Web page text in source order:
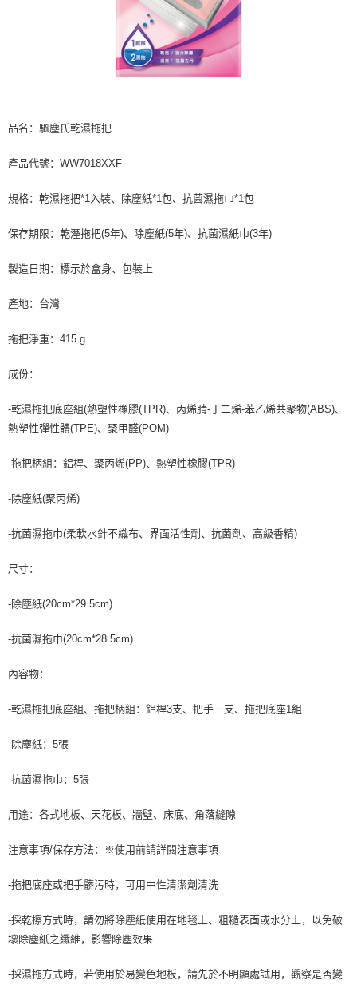
所提供，並由 AFTEE 向您收取款項。因使用本服務所須提供之個人資料(包
含但不限於訂購人姓名、電話，收件人姓名、電話、收件地址)，將交付予
AFTEE 於本服務必要服務範圍內運用。關於 AFTEE 對於個人資料之蒐集、
處理、利用，詳參 AFTEE 官網之『個人資料蒐集、處理及利用告知聲明』
https://aftee.tw/privacypolicy/）。
AFTEE。
繫恩沛科技股份有限公司。若您不同意我們將上開所示之個人資料，連同必
料，請勿選用本服務。
品名：驅塵氏乾濕拖把
產品代號：WW7018XXF
規格：乾濕拖把*1入裝、除塵紙*1包、抗菌濕拖巾*1包
保存期限：乾溼拖把(5年)、除塵紙(5年)、抗菌濕紙巾(3年)
製造日期：標示於盒身、包裝上
產地：台灣
拖把淨重：415 g
成份：
-乾濕拖把底座組(熱塑性橡膠(TPR)、丙烯腈-丁二烯-苯乙烯共聚物(ABS)、
熱塑性彈性體(TPE)、聚甲醛(POM)
-拖把柄組：鋁桿、聚丙烯(PP)、熱塑性橡膠(TPR)
-除塵紙(聚丙烯)
-抗菌濕拖巾(柔軟水針不織布、界面活性劑、抗菌劑、高級香精)
尺寸：
-除塵紙(20cm*29.5cm)
-抗菌濕拖巾(20cm*28.5cm)
內容物：
-乾濕拖把底座組、拖把柄組：鋁桿3支、把手一支、拖把底座1組
-除塵紙：5張
-抗菌濕拖巾：5張
用途：各式地板、天花板、牆壁、床底、角落縫隙
注意事項/保存方法：※使用前請詳閱注意事項
-拖把底座或把手髒污時，可用中性清潔劑清洗
-採乾擦方式時，請勿將除塵紙使用在地毯上、粗糙表面或水分上，以免破
壞除塵紙之纖維，影響除塵效果
-採濕拖方式時，若使用於易變色地板，請先於不明顯處試用，觀察是否變